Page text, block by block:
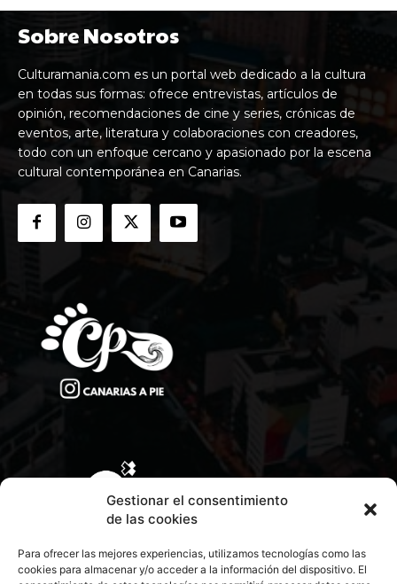
Gestionar el consentimiento
de las cookies
Para ofrecer las mejores experiencias, utilizamos tecnologías como las
cookies para almacenar y/o acceder a la información del dispositivo. El
Sobre Nosotros
Culturamania.com es un portal web dedicado a la cultura
en todas sus formas: ofrece entrevistas, artículos de
opinión, recomendaciones de cine y series, crónicas de
eventos, arte, literatura y colaboraciones con creadores,
todo con un enfoque cercano y apasionado por la escena
cultural contemporánea en Canarias.